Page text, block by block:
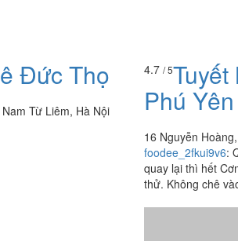
Từ Liêm, Hà Nội
Phú
16 Nguyễn
quay lại thì hết
thử. Không chê